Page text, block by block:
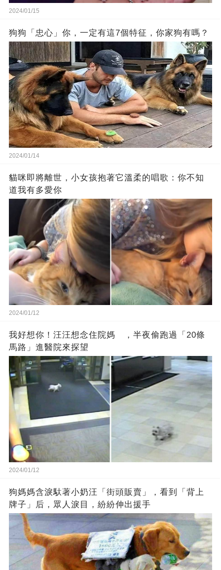
2024/01/15
狗狗「忠心」你，一定有這7個特征，你家狗有嗎？
2024/01/14
貓咪即將離世，小女孩抱著它溫柔的唱歌：你不知
道我有多愛你
2024/01/12
我好想你！汪汪想念住院媽 ，半夜偷跑過「20條
馬路」進醫院來探望
2024/01/12
狗媽媽含淚馱著小奶汪「街頭販賣」，看到「背上
牌子」后，眾人淚目，紛紛伸出援手